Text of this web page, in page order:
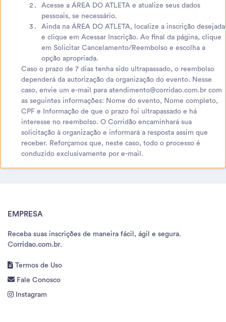
Acesse a ÁREA DO ATLETA e atualize seus dados
pessoais, se necessário.
Ainda na ÁREA DO ATLETA, localize a inscrição desejada
e clique em Acessar Inscrição. Ao final da página, clique
em Solicitar Cancelamento/Reembolso e escolha a
opção apropriada.
Caso o prazo de 7 dias tenha sido ultrapassado, o reembolso
dependerá da autorização da organização do evento. Nesse
caso, envie um e-mail para atendimento@corridao.com.br com
as seguintes informações: Nome do evento, Nome completo,
CPF e Informação de que o prazo foi ultrapassado e há
interesse no reembolso. O Corridão encaminhará sua
solicitação à organização e informará a resposta assim que
receber. Reforçamos que, neste caso, todo o processo é
conduzido exclusivamente por e-mail.
EMPRESA
Receba suas inscrições de maneira fácil, ágil e segura.
Corridao.com.br.
Termos de Uso
Fale Conosco
Instagram